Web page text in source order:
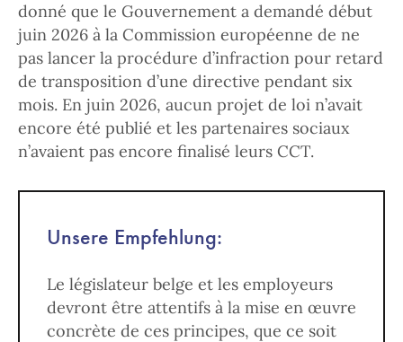
donné que le Gouvernement a demandé début
juin 2026 à la Commission européenne de ne
pas lancer la procédure d’infraction pour retard
de transposition d’une directive pendant six
mois. En juin 2026, aucun projet de loi n’avait
encore été publié et les partenaires sociaux
n’avaient pas encore finalisé leurs CCT.
Unsere Empfehlung:
Le législateur belge et les employeurs
devront être attentifs à la mise en œuvre
concrète de ces principes, que ce soit